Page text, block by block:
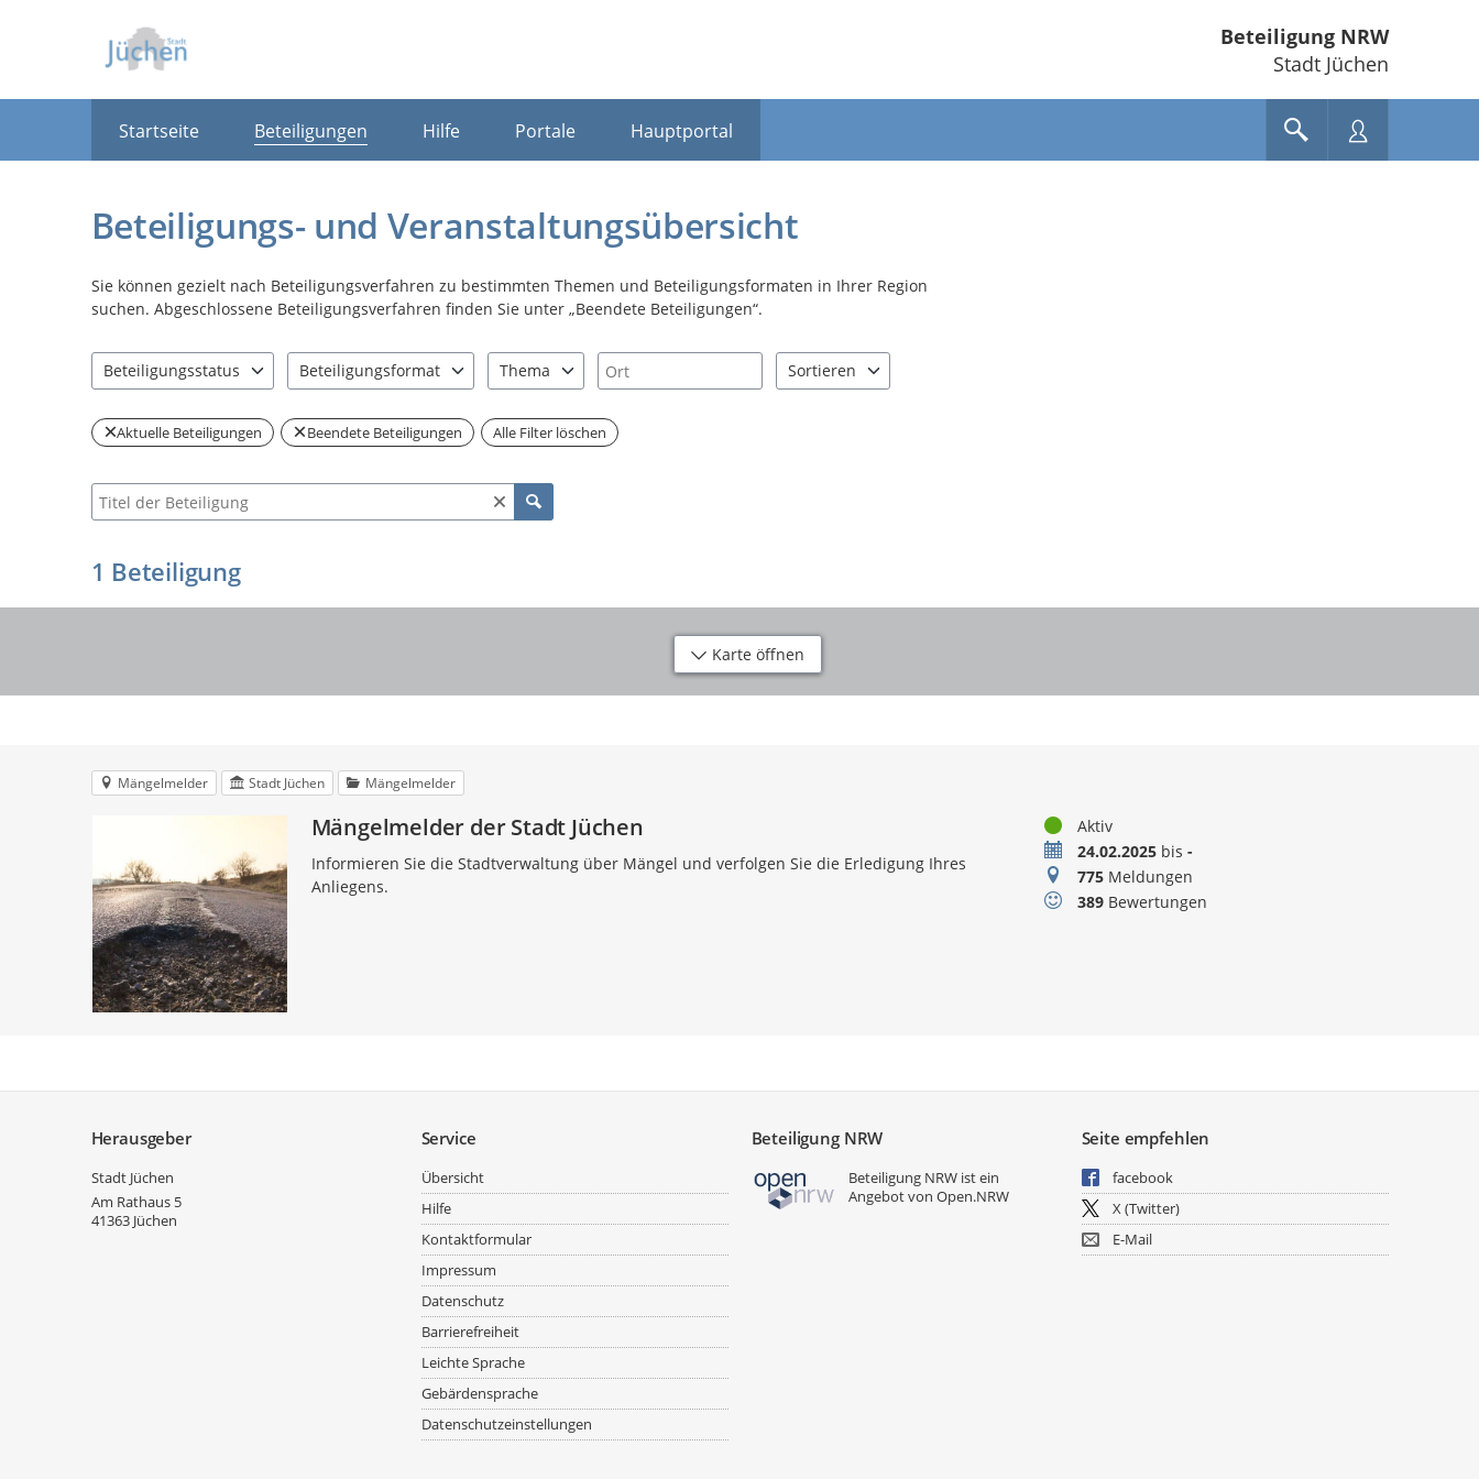
Beteiligung NRW
Stadt Jüchen
Startseite Beteiligungen Hilfe Portale Hauptportal
Beteiligungs- und Veranstaltungsübersicht
Sie können gezielt nach Beteiligungsverfahren zu bestimmten Themen und Beteiligungsformaten in Ihrer Region
suchen. Abgeschlossene Beteiligungsverfahren finden Sie unter „Beendete Beteiligungen“.
Beteiligungsstatus
Beteiligungsformat
Thema
Ort
Sortieren
Aktuelle Beteiligungen Beendete Beteiligungen Alle Filter löschen
Suche nach Beteiligung
1 Beteiligung
Karte öffnen
Mängelmelder Stadt Jüchen Mängelmelder
Mängelmelder der Stadt Jüchen
Informieren Sie die Stadtverwaltung über Mängel und verfolgen Sie die Erledigung Ihres
Anliegens.
StatusAktiv
Zeitraum24.02.2025 bis-
Meldungen
775 Meldungen
Bewertungen
389 Bewertungen
Herausgeber
Stadt Jüchen
Am Rathaus 5
41363 Jüchen
Service
Übersicht
Hilfe
Kontaktformular
Impressum
Datenschutz
Barrierefreiheit
Leichte Sprache
Gebärdensprache
Datenschutzeinstellungen
Beteiligung NRW
Beteiligung NRW ist ein
Angebot vonOpen.NRW
Seite empfehlen
facebook
X (Twitter)
E-Mail